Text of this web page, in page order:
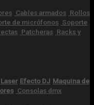
Cables armados Rollos
de micrófonos Soporte
Patcheras Racks y
Laser Efecto DJ Maquina de
Consolas dmx